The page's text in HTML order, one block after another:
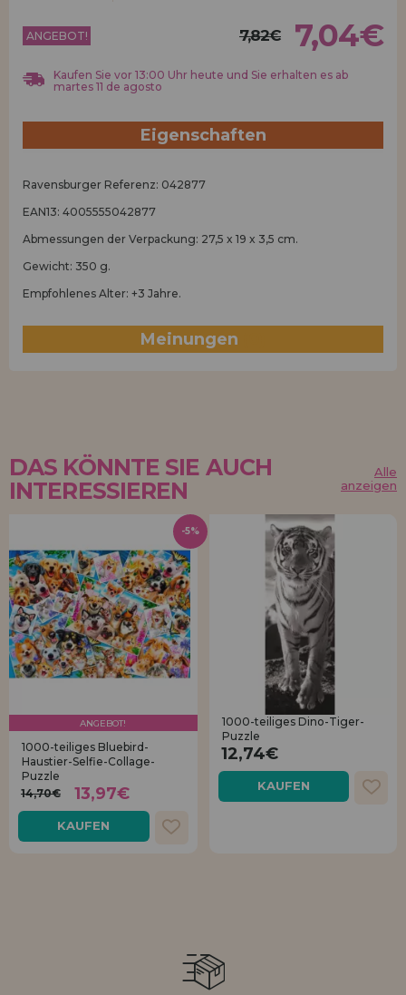
HÄNDLERREGISTRIERUNG
ANGEBOT! 7,82€ 7,04€
Kaufen Sie vor 13:00 Uhr heute und Sie erhalten es ab
martes 11 de agosto
Eigenschaften
Ravensburger Referenz: 042877
EAN13: 4005555042877
Abmessungen der Verpackung: 27,5 x 19 x 3,5 cm.
Gewicht: 350 g.
Empfohlenes Alter: +3 Jahre.
Meinungen
DAS KÖNNTE SIE AUCH
INTERESSIEREN
Alle
anzeigen
ANGEBOT!
1000-teiliges Bluebird-
Haustier-Selfie-Collage-
Puzzle
14,70€
13,97€
KAUFEN
-5%
1000-teiliges Dino-Tiger-
Puzzle
12,74€
KAUFEN